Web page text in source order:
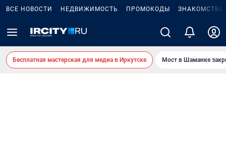
ВСЕ НОВОСТИ НЕДВИЖИМОСТЬ ПРОМОКОДЫ ЗНАКОМСТВА
Бесплатная мастерская для медиа в Иркутске Мост в Шаманке